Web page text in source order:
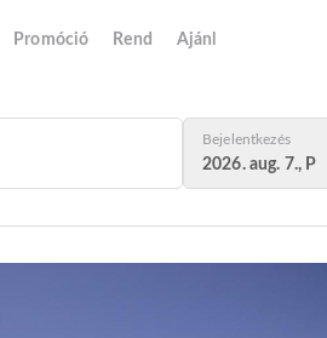
Promóció Rend Ajánl
Bejelentkezés
2026. aug. 7., P